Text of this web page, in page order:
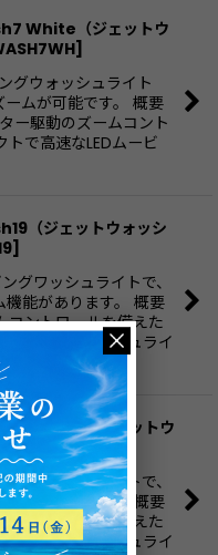
White（ジェットウ
]
グウォッシュライト
ムが可能です。 概要
ー駆動のズームコント
で高速なLEDムービ
（ジェットウォッシ
]
グワッシュライトで、
能があります。 概要
コントロールを備えた
ムービングワッシュライ
White（ジェットウ
]
グワッシュライトで、
能があります。 概要
コントロールを備えた
ービングワッシュライ